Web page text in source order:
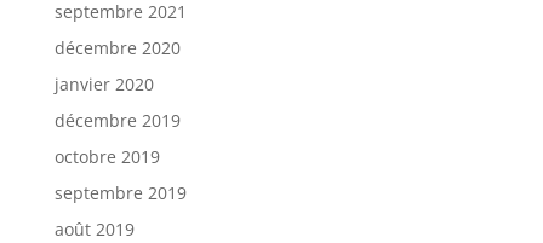
septembre 2021
décembre 2020
janvier 2020
décembre 2019
octobre 2019
septembre 2019
août 2019